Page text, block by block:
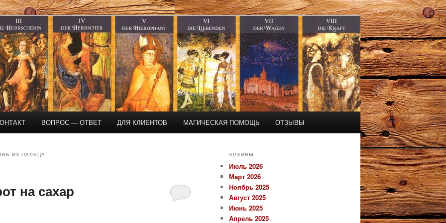
помощь
ВОПРОС — ОТВЕТ ДЛЯ КЛИЕНТОВ МАГИЧЕСКАЯ ПОМОЩЬ ОТЗЫВЫ
ИЗ ПАЛЬЦА
на сахар
АРХИВЫ
Июль 2026
Март 2026
Ноябрь 2025
Август 2025
Июнь 2025
Апрель 2025